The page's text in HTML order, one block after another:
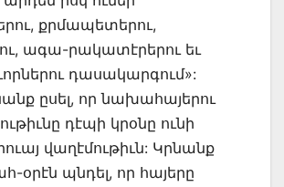
քրմապետերու,
ագա-րակատէրերու եւ
դասակարգում»:
ըսել, որ նախահայերու
դէպի կրօնը ունի
վաղէմութիւն: Կրնանք
օրէն պնդել, որ հայերը